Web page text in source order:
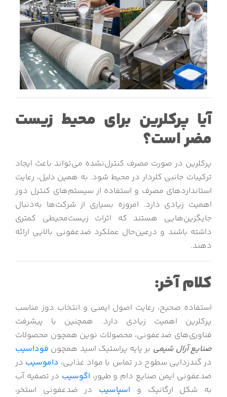
آیا پرکلرین برای محیط زیست
مضر است؟
پرکلرین در صورت مصرف کنترل‌نشده می‌تواند باعث ایجاد
ترکیبات جانبی کلردار در محیط شود. به همین دلیل، رعایت
استانداردهای مصرف و استفاده از سیستم‌های کنترل دوز
اهمیت زیادی دارد. امروزه بسیاری از شرکت‌ها به‌دنبال
جایگزین‌هایی هستند که اثرات زیست‌محیطی کمتری
داشته باشند و درعین‌حال عملکرد ضدعفونی بالایی ارائه
دهند.
کلام آخر:
استفاده صحیح، رعایت اصول ایمنی و انتخاب دوز مناسب
پرکلرین اهمیت زیادی دارد. همچنین با پیشرفت
فناوری‌های ضدعفونی، محصولات نوین همچون محصولات
صنایع آرال شیمی بر پایه پراستیک اسید همچون فوداسیب
در گندزدایی سطوح در تماس با مواد غذایی، داموسیب در
ضدعفونی ایمن صنایع دام و طیور، اگوسیب در تصفیه آب
به شکل ارگانیک و اسپاسیب در ضدعفونی استخر،